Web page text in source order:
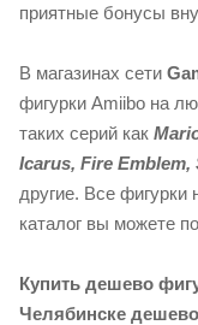
приятные бонусы
В магазинах сети
фигурки Amiibo на
таких серий как
Icarus, Fire
другие. Все
каталог вы можете
Купить дешево
Челябинске дешево